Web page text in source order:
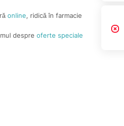
online, ridică în farmacie
despreoferte speciale